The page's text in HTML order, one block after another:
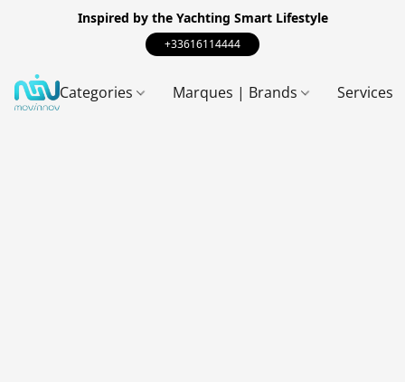
Inspired by the Yachting Smart Lifestyle
+33616114444
Categories Marques | Brands Services